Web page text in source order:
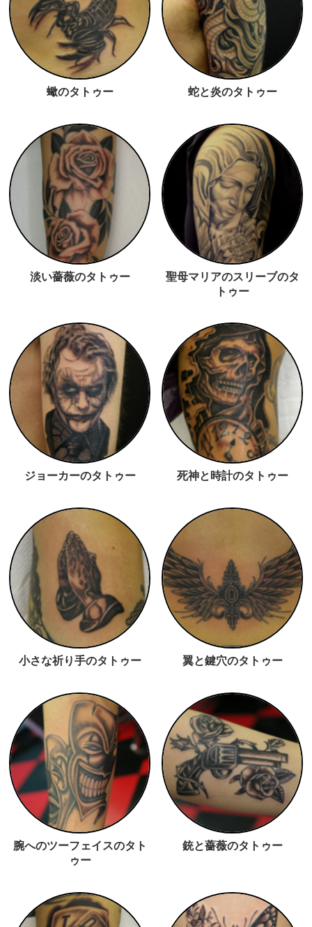
蠍のタトゥー 蛇と炎のタトゥー
淡い薔薇のタトゥー
聖母マリアのスリーブのタ
トゥー
ジョーカーのタトゥー 死神と時計のタトゥー
小さな祈り手のタトゥー 翼と鍵穴のタトゥー
腕へのツーフェイスのタト
ゥー
銃と薔薇のタトゥー